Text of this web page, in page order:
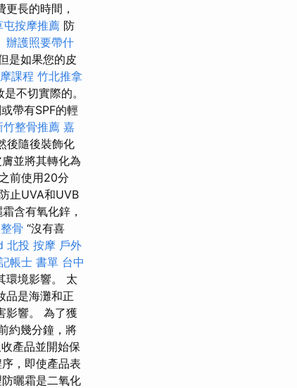
長的時間，
屯按摩推薦 防
辦護照要帶什
是如果您的皮
課程 竹北推拿
不切實際的。
帶有SPF的輕
竹整骨推薦 嘉
後隨後裝飾化
並將其轉化為
前使用20分
止UVA和UVB
含有氧化鋅，
骨 “沒有喜
北投 按摩 戶外
帳士 書單 台中
環境影響。 太
品是海灘和正
影響。 為了獲
約幾分鐘，將
產品並開始保
，即使產品表
曬霜是二氧化